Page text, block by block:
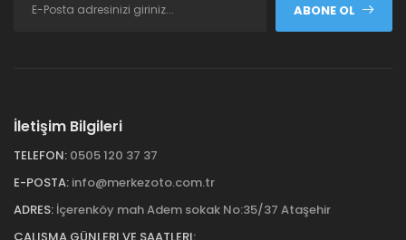
ABONE OL
İletişim Bilgileri
TELEFON: 0505 120 37 37
E-POSTA: info@merkezoto.com.tr
ADRES: İçerenköy mah Adem sokak No:35/37 Ataşehir